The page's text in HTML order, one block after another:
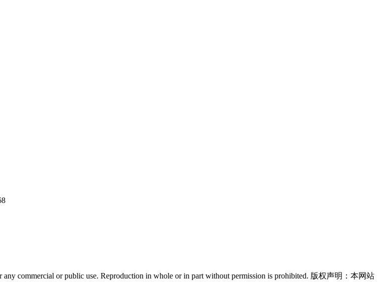
commercial or public use. Reproduction in whole or in part without permission is prohibited. 版权声明：本网站